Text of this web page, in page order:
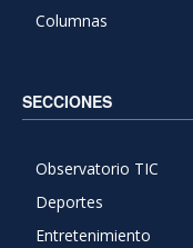
Columnas
SECCIONES
Observatorio TIC
Deportes
Entretenimiento